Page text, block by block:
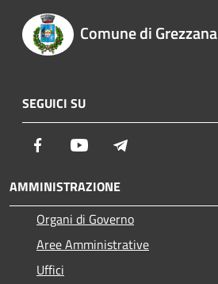
Comune di Grezzana
SEGUICI SU
Facebook Youtube
AMMINISTRAZIONE
Organi di Governo
Aree Amministrative
Uffici